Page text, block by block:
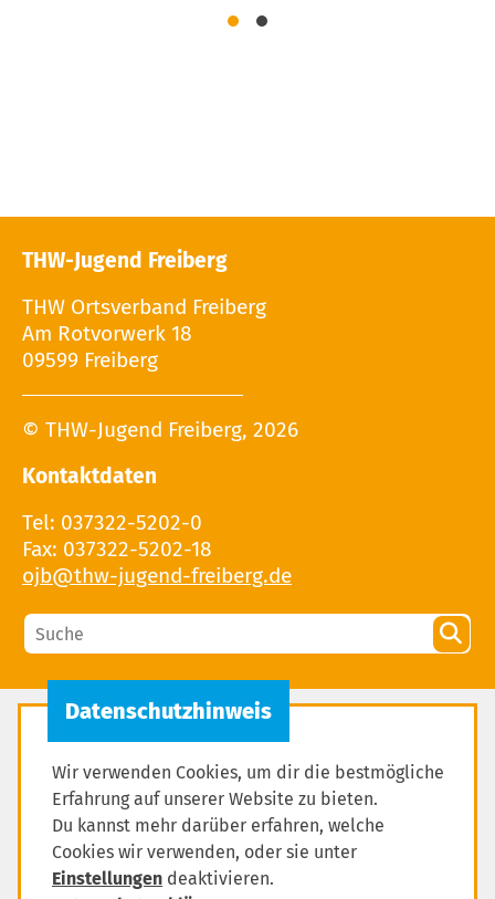
THW-Jugend Freiberg
THW Ortsverband Freiberg
Am Rotvorwerk 18
09599 Freiberg
© THW-Jugend Freiberg, 2026
Kontaktdaten
Tel: 037322-5202-0
Fax: 037322-5202-18
Verbandsstruktur
Satzung
Selbstverständnis
Wir verwenden Cookies, um dir die bestmögliche
Erfahrung auf unserer Website zu bieten.
Du kannst mehr darüber erfahren, welche
Cookies wir verwenden, oder sie unter
Einstellungen deaktivieren.